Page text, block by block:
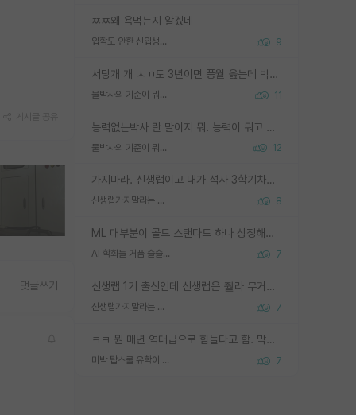
ㅉㅉ왜 욕먹는지 알겠네
입학도 안한 신입생이 원래 관심을 받나요 9
서당개 개 ㅅㄲ도 3년이면 풍월 읊는데 박사 5년 이상 대리고 있으면서 물된건 교수 탓 맞는ㄱ게 거기가 서당이 아니란 소리임
물박사의 기준이 뭐임? 11
능력없는박사 란 말이지 뭐. 능력이 뭐고 능력이 있다는게 뭔지는 사람마다 기준이 다르니까 얘기해봐야 서로 자기 기준만 얘기해서 논쟁이 끝이 안나고. 주위에서 능력있고 야심있는 신입생이 교수가 유의미한 피드백을 아예 안주면서 제대로된 과제에 참여해볼 기회도 제공하지 않고 잡일 뺑뺑이만 돌려서 맨날 단순작업만 하면서 밤새다가 눈빛이 점점 죽어가는걸 본 사람은 물박사는 교수탓이라고 하고, 교수는 이것저것 알려도 주고 기회도 주고 사수 동기 붙여주면서 어떻게든 끌고가려고 하는데 본인이 매일 뺀질거리면서 출근 하는둥마는둥 하다가 기껏 와서도 폰이나 쳐다보다가 실험 망치고 저녁약속있어서 먼저 가볼게요~ 하는걸 본 사람은 물박사는 본인탓이라고 함.
물박사의 기준이 뭐임? 12
가지마라. 신생랩이고 내가 석사 3학기차인데 최고참인데 나도 아무것도 모르는데 교수가 후배들 왜 논문 교육 안시키냐. 논문 왜 안 써오냐 닦달한다
신생랩가지말라는 이유가 있었구나 8
ML 대부분이 골드 스탠다드 하나 상정해놓고 (벤치마크 데이터셋이 여러 개면 여러 개 상정) 그거 얼마나 잘 맞추나 싸움임 가끔 번뜩이는 설계 철학을 보여주는 논문들도 있지만 대부분 그거 성적 얼마나 더 올리느라에 혈안이 되어 있는 측면이 잇음
AI 학회들 거품 슬슬 지적이 나오네요 7
신생랩 1기 출신인데 신생랩은 줠라 무거운 바벨 같은거임. 들면 대박인데 못들면 깔려 죽음. 아무도 알려주지 않는 환경에서 자생해야하지만, 일단 살아남았다면 그 어떤 사람보다 악착같고 생존력 높은 사람으로 거듭날 수 있음
신생랩가지말라는 이유가 있었구나 7
ㅋㅋ 뭔 매년 역대급으로 힘들다고 함. 막상 보면 별로 변한건 없음.
미박 탑스쿨 유학이 빡세진 이유 7
댓글쓰기